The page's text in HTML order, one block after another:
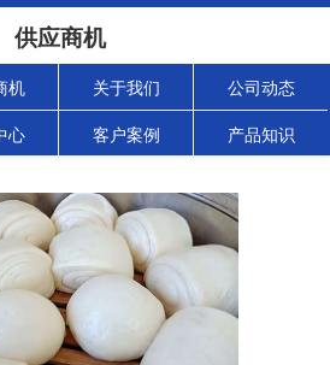
供应商机
机 关于我们 公司动态
心 客户案例 产品知识